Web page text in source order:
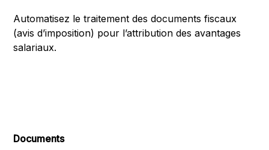
Automatisez le traitement des documents fiscaux
(avis d’imposition) pour l’attribution des avantages
salariaux.
Documents